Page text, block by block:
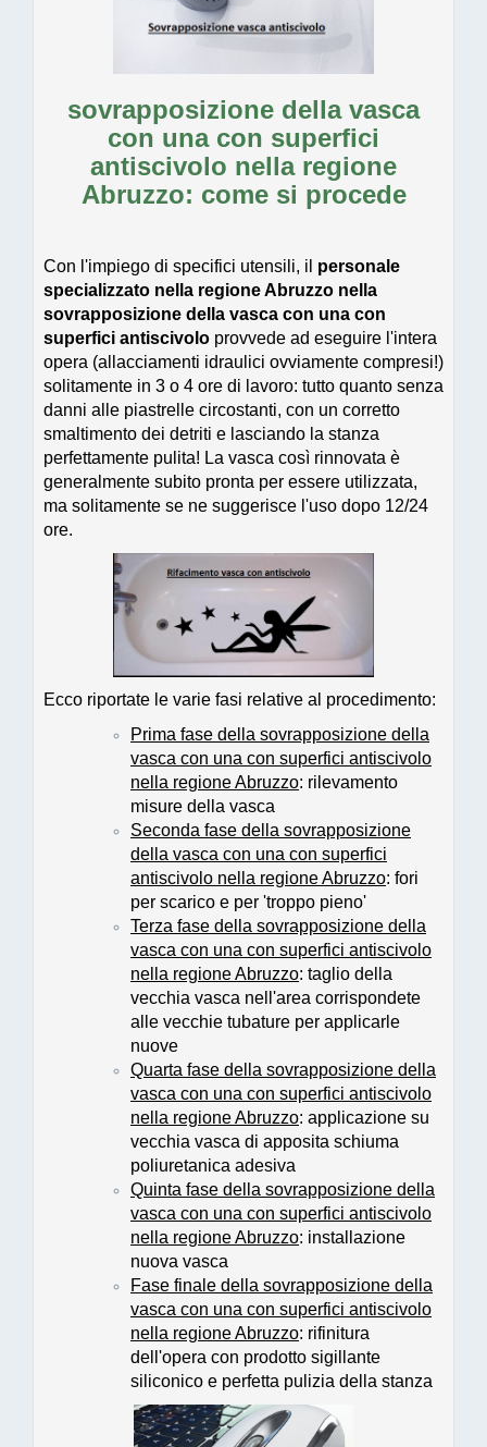
sovrapposizione della vasca
con una con superfici
antiscivolo nella regione
Abruzzo: come si procede
Con l'impiego di specifici utensili, il personale
specializzato nella regione Abruzzo nella
sovrapposizione della vasca con una con
superfici antiscivolo provvede ad eseguire l'intera
opera (allacciamenti idraulici ovviamente compresi!)
solitamente in 3 o 4 ore di lavoro: tutto quanto senza
danni alle piastrelle circostanti, con un corretto
smaltimento dei detriti e lasciando la stanza
perfettamente pulita! La vasca così rinnovata è
generalmente subito pronta per essere utilizzata,
ma solitamente se ne suggerisce l'uso dopo 12/24
ore.
Ecco riportate le varie fasi relative al procedimento:
Prima fase della sovrapposizione della
vasca con una con superfici antiscivolo
nella regione Abruzzo: rilevamento
misure della vasca
Seconda fase della sovrapposizione
della vasca con una con superfici
antiscivolo nella regione Abruzzo: fori
per scarico e per 'troppo pieno'
Terza fase della sovrapposizione della
vasca con una con superfici antiscivolo
nella regione Abruzzo: taglio della
vecchia vasca nell'area corrispondete
alle vecchie tubature per applicarle
nuove
Quarta fase della sovrapposizione della
vasca con una con superfici antiscivolo
nella regione Abruzzo: applicazione su
vecchia vasca di apposita schiuma
poliuretanica adesiva
Quinta fase della sovrapposizione della
vasca con una con superfici antiscivolo
nella regione Abruzzo: installazione
nuova vasca
Fase finale della sovrapposizione della
vasca con una con superfici antiscivolo
nella regione Abruzzo: rifinitura
dell'opera con prodotto sigillante
siliconico e perfetta pulizia della stanza